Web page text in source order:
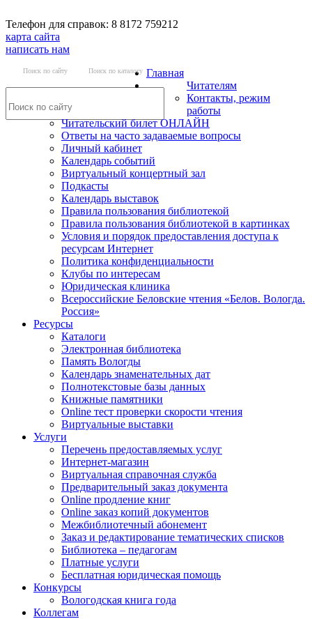
Телефон для справок: 8 8172 759212
карта сайта
написать нам
Поиск по сайту Поиск по каталогу Главная
Читателям
Контакты, режим
работы
Читательский билет ОНЛАЙН
Ответы на часто задаваемые вопросы
Личный кабинет
Календарь событий
Виртуальный концертный зал
Подкасты
Календарь выставок
Правила пользования библиотекой
Правила пользования библиотекой в картинках
Условия и порядок предоставления доступа к
ресурсам Интернет
Политика конфиденциальности
Клубы по интересам
Юридическая клиника
Всероссийские Беловские чтения «Белов. Вологда.
Россия»
Ресурсы
Каталоги
Электронная библиотека
Память Вологды
Календарь знаменательных дат
Полнотекстовые базы данных
Книжные памятники
Online тест проверки скорости чтения
Виртуальные выставки
Услуги
Перечень предоставляемых услуг
Интернет-магазин
Виртуальная справочная служба
Предварительный заказ документа
Online продление книг
Online заказ копий документов
Межбиблиотечный абонемент
Заказ и редактирование тематических списков
Библиотека – педагогам
Платные услуги
Бесплатная юридическая помощь
Конкурсы
Вологодская книга года
Коллегам